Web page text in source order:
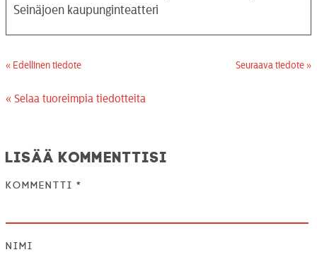
Seinäjoen kaupunginteatteri
« Edellinen tiedote Seuraava tiedote »
« Selaa tuoreimpia tiedotteita
Lisää kommenttisi
Kommentti *
Nimi